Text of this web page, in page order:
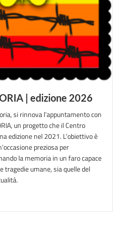
| edizione 2026
si rinnova l’appuntamento con
un progetto che il Centro
edizione nel 2021. L’obiettivo è
preziosa per
la memoria in un faro capace
tragedie umane, sia quelle del